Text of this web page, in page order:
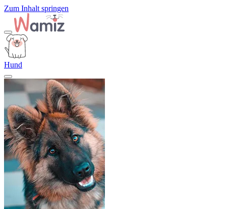
Zum Inhalt springen
Hund